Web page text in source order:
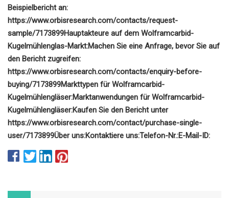
Beispielbericht an:
https://www.orbisresearch.com/contacts/request-
sample/7173899Hauptakteure auf dem Wolframcarbid-
Kugelmühlenglas-Markt:Machen Sie eine Anfrage, bevor Sie auf
den Bericht zugreifen:
https://www.orbisresearch.com/contacts/enquiry-before-
buying/7173899Markttypen für Wolframcarbid-
Kugelmühlengläser:Marktanwendungen für Wolframcarbid-
Kugelmühlengläser:Kaufen Sie den Bericht unter
https://www.orbisresearch.com/contact/purchase-single-
user/7173899Über uns:Kontaktiere uns:Telefon-Nr.:E-Mail-ID: